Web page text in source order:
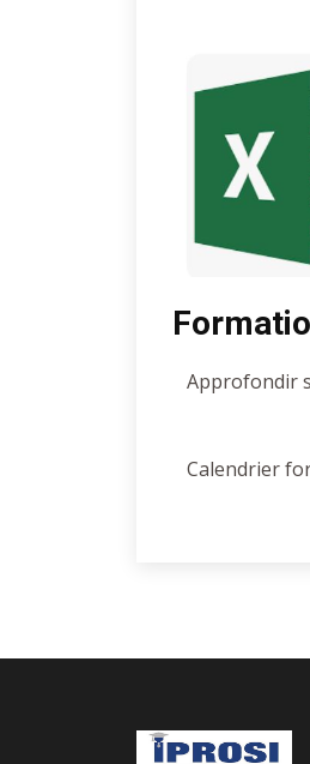
Approfondir
Calendrier